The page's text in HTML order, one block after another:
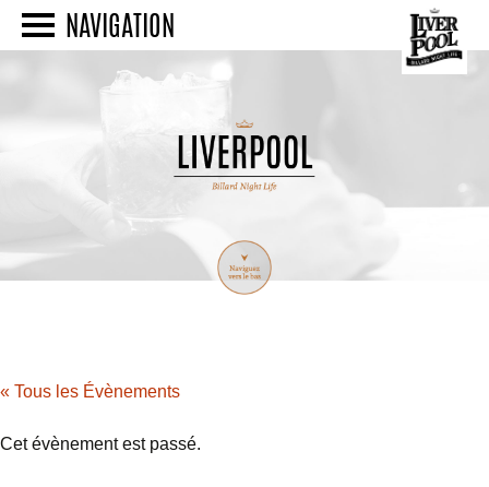
NAVIGATION
« Tous les Évènements
Cet évènement est passé.